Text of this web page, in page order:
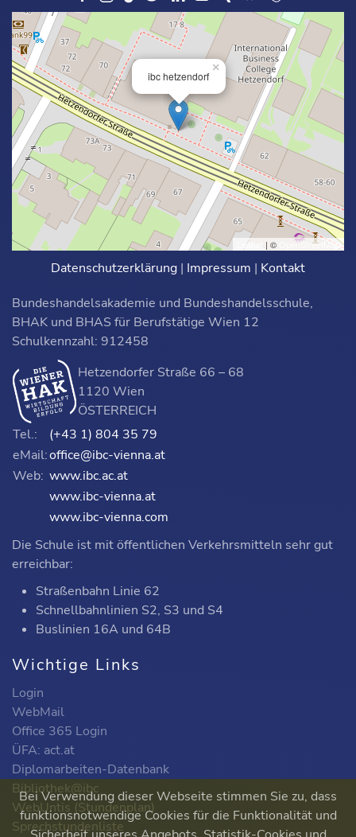
ibc hetzendorf
×
Leaflet | © OpenStreetMap
Datenschutzerklärung | Impressum | Kontakt
Bundeshandelsakademie und Bundeshandelsschule,
BHAK und BHAS für Berufstätige Wien 12
Schulkennzahl: 912458
Hetzendorfer Straße 66 – 68
1120 Wien
ÖSTERREICH
Tel.:
(+43 1) 804 35 79
eMail:office@ibc-vienna.at
Web: www.ibc.ac.at
www.ibc-vienna.at
www.ibc-vienna.com
Die Schule ist mit öffentlichen Verkehrsmitteln sehr gut
erreichbar:
Straßenbahn Linie 62
Schnellbahnlinien S2, S3 und S4
Buslinien 16A und 64B
Wichtige Links
Login
WebMail
Office 365 Login
ÜFA: act.at
Diplomarbeiten-Datenbank
Bibliothek@ibc
WebUntis (Stundenplan)
Sprechstundenliste
Bei Verwendung dieser Webseite stimmen Sie zu, dass
funktionsnotwendige Cookies für die Funktionalität und